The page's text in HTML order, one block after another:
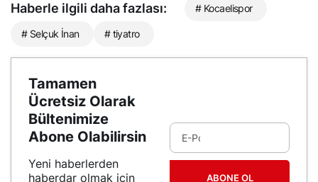
Haberle ilgili daha fazlası: # Kocaelispor
# Selçuk İnan # tiyatro
Tamamen
Ücretsiz Olarak
Bültenimize
Abone Olabilirsin
Yeni haberlerden
haberdar olmak için
ABONE OL